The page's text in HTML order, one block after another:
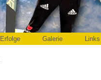
Erfolge Galerie Links